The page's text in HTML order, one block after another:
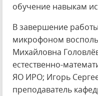
обучение навыкам
В завершение
микрофоном
Михайловна
естественно-
ЯО ИРО; Игорь
преподаватель